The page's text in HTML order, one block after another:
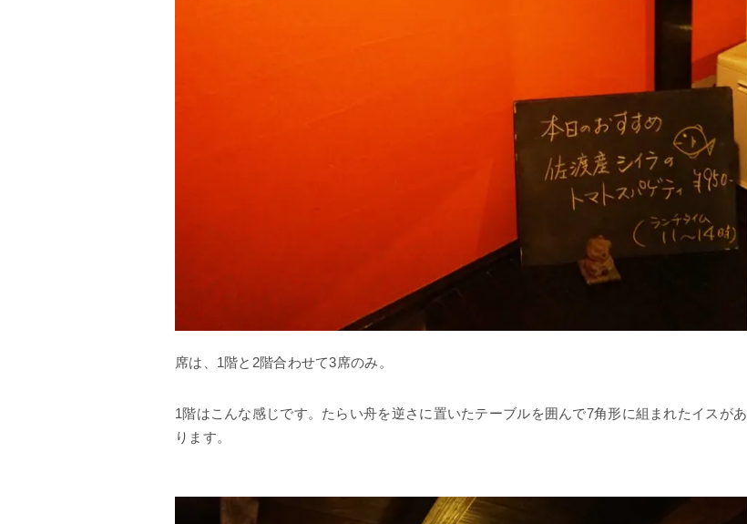
席は、1階と2階合わせて3席のみ。
1階はこんな感じです。たらい舟を逆さに置いたテーブルを囲んで7角形に組まれたイスがあ
ります。